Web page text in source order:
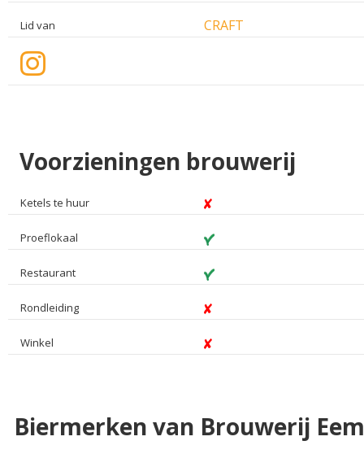
Lid van CRAFT
Voorzieningen brouwerij
Ketels te huur
Proeflokaal
Restaurant
Rondleiding
Winkel
Biermerken van Brouwerij